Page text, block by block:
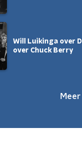
Will Luikinga over
over Chuck Berry